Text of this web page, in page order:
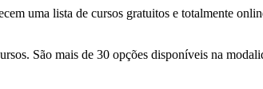
uma lista de cursos gratuitos e totalmente
São mais de 30 opções disponíveis na